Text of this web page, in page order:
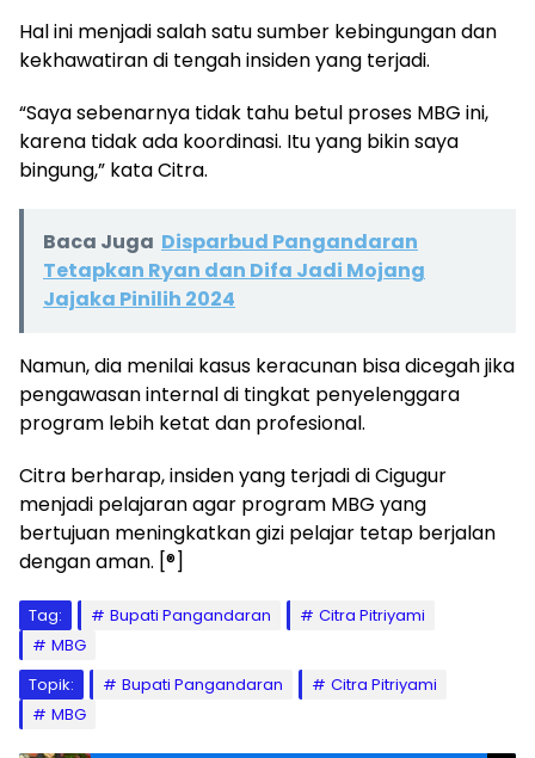
Hal ini menjadi salah satu sumber kebingungan dan
kekhawatiran di tengah insiden yang terjadi.
“Saya sebenarnya tidak tahu betul proses MBG ini,
karena tidak ada koordinasi. Itu yang bikin saya
bingung,” kata Citra.
Baca Juga Disparbud Pangandaran
Tetapkan Ryan dan Difa Jadi Mojang
Jajaka Pinilih 2024
Namun, dia menilai kasus keracunan bisa dicegah jika
pengawasan internal di tingkat penyelenggara
program lebih ketat dan profesional.
Citra berharap, insiden yang terjadi di Cigugur
menjadi pelajaran agar program MBG yang
bertujuan meningkatkan gizi pelajar tetap berjalan
dengan aman. [®]
Tag: Bupati Pangandaran
Citra Pitriyami
MBG
Topik:
Bupati Pangandaran
Citra Pitriyami
MBG